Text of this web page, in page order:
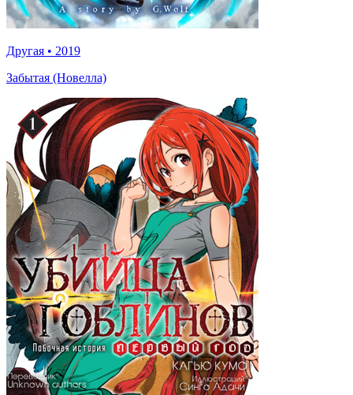
Другая • 2019
Забытая (Новелла)